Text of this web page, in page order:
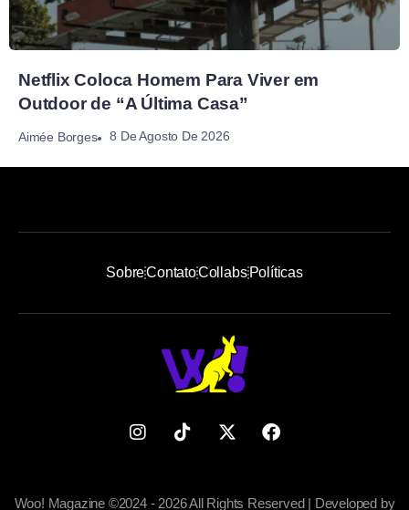
Netflix Coloca Homem Para Viver em
Outdoor de “A Última Casa”
Aimée Borges 8 De Agosto De 2026
SobreContatoCollabsPolíticas
Woo! Magazine ©2024 - 2026 All Rights Reserved | Developed by